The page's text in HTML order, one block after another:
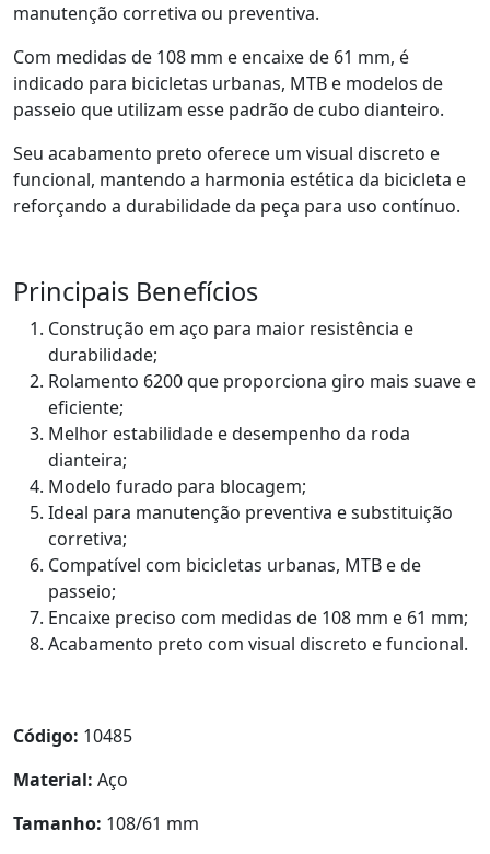
manutenção corretiva ou preventiva.
Com medidas de 108 mm e encaixe de 61 mm, é
indicado para bicicletas urbanas, MTB e modelos de
passeio que utilizam esse padrão de cubo dianteiro.
Seu acabamento preto oferece um visual discreto e
funcional, mantendo a harmonia estética da bicicleta e
reforçando a durabilidade da peça para uso contínuo.
Principais Benefícios
Construção em aço para maior resistência e
durabilidade;
Rolamento 6200 que proporciona giro mais suave e
eficiente;
Melhor estabilidade e desempenho da roda
dianteira;
Modelo furado para blocagem;
Ideal para manutenção preventiva e substituição
corretiva;
Compatível com bicicletas urbanas, MTB e de
passeio;
Encaixe preciso com medidas de 108 mm e 61 mm;
Acabamento preto com visual discreto e funcional.
Código: 10485
Material: Aço
Tamanho: 108/61 mm